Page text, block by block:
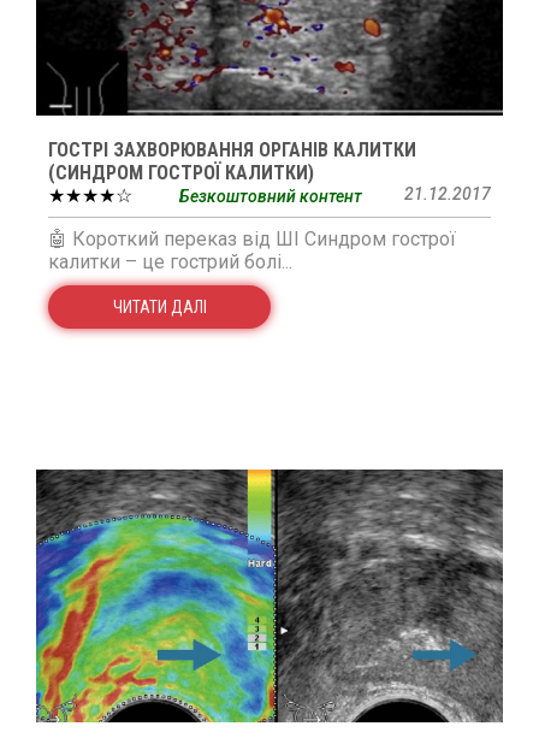
ГОСТРІ ЗАХВОРЮВАННЯ ОРГАНІВ КАЛИТКИ
(СИНДРОМ ГОСТРОЇ КАЛИТКИ)
★★★★☆
21.12.2017
Безкоштовний контент
🤖 Короткий переказ від ШІ Синдром гострої
калитки – це гострий болі...
ЧИТАТИ ДАЛІ